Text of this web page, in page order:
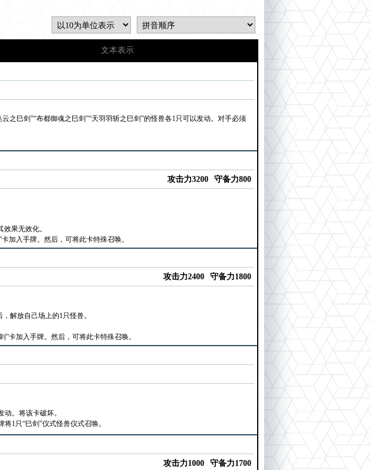
文本表示
巳剑”“布都御魂之巳剑”“天羽羽斩之巳剑”的怪兽各1只可以发动。对手必须
攻击力3200 守备力800
果无效化。
加入手牌。然后，可将此卡特殊召唤。
攻击力2400 守备力1800
解放自己场上的1只怪兽。
卡加入手牌。然后，可将此卡特殊召唤。
。将该卡破坏。
1只“巳剑”仪式怪兽仪式召唤。
攻击力1000 守备力1700